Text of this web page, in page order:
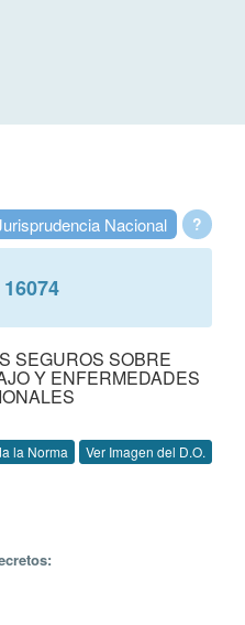
?
Nacional
16074
SEGUROS SOBRE
Y ENFERMEDADES
la Norma Ver Imagen del D.O.